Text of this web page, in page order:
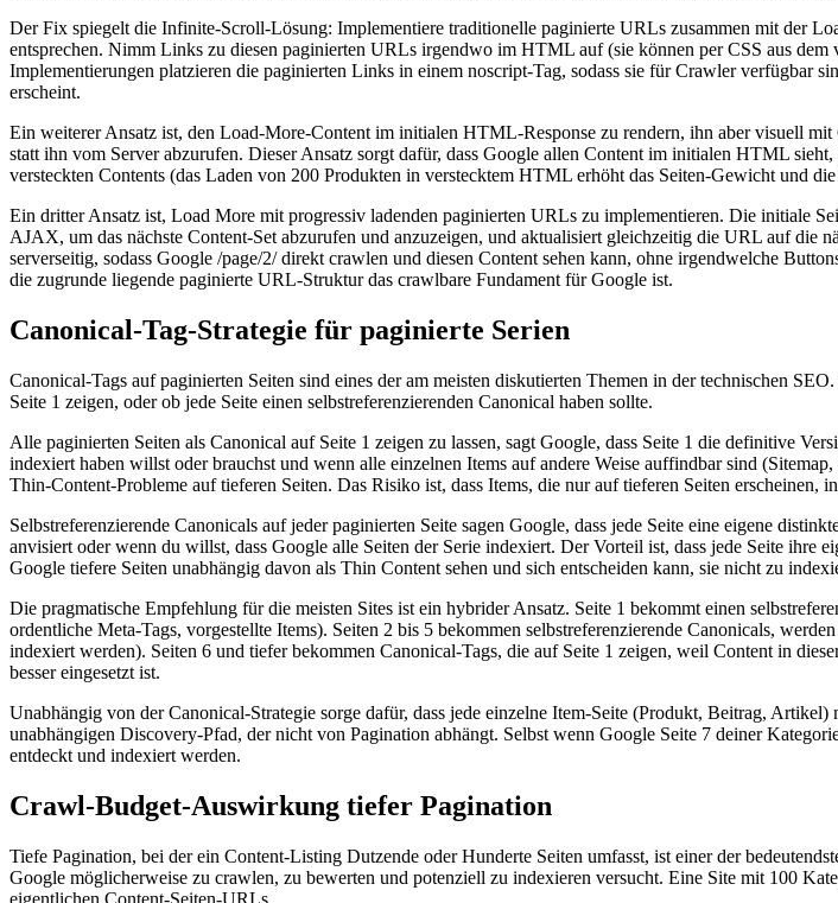
Der Fix spiegelt die Infinite-Scroll-Lösung: Implementiere traditionelle paginierte URLs zusammen mit der
entsprechen. Nimm Links zu diesen paginierten URLs irgendwo im HTML auf (sie können per CSS aus
Implementierungen platzieren die paginierten Links in einem noscript-Tag, sodass sie für Crawler verfügbar
erscheint.
Ein weiterer Ansatz ist, den Load-More-Content im initialen HTML-Response zu rendern, ihn aber visuell
statt ihn vom Server abzurufen. Dieser Ansatz sorgt dafür, dass Google allen Content im initialen HTML
versteckten Contents (das Laden von 200 Produkten in verstecktem HTML erhöht das Seiten-Gewicht und
Ein dritter Ansatz ist, Load More mit progressiv ladenden paginierten URLs zu implementieren. Die initiale
AJAX, um das nächste Content-Set abzurufen und anzuzeigen, und aktualisiert gleichzeitig die URL auf die
serverseitig, sodass Google /page/2/ direkt crawlen und diesen Content sehen kann, ohne irgendwelche
die zugrunde liegende paginierte URL-Struktur das crawlbare Fundament für Google ist.
Canonical-Tag-Strategie für paginierte Serien
Canonical-Tags auf paginierten Seiten sind eines der am meisten diskutierten Themen in der technischen
Seite 1 zeigen, oder ob jede Seite einen selbstreferenzierenden Canonical haben sollte.
Alle paginierten Seiten als Canonical auf Seite 1 zeigen zu lassen, sagt Google, dass Seite 1 die definitive
indexiert haben willst oder brauchst und wenn alle einzelnen Items auf andere Weise auffindbar sind
Thin-Content-Probleme auf tieferen Seiten. Das Risiko ist, dass Items, die nur auf tieferen Seiten
Selbstreferenzierende Canonicals auf jeder paginierten Seite sagen Google, dass jede Seite eine eigene
anvisiert oder wenn du willst, dass Google alle Seiten der Serie indexiert. Der Vorteil ist, dass jede Seite
Google tiefere Seiten unabhängig davon als Thin Content sehen und sich entscheiden kann, sie nicht zu
Die pragmatische Empfehlung für die meisten Sites ist ein hybrider Ansatz. Seite 1 bekommt einen
ordentliche Meta-Tags, vorgestellte Items). Seiten 2 bis 5 bekommen selbstreferenzierende Canonicals,
indexiert werden). Seiten 6 und tiefer bekommen Canonical-Tags, die auf Seite 1 zeigen, weil Content in
besser eingesetzt ist.
Unabhängig von der Canonical-Strategie sorge dafür, dass jede einzelne Item-Seite (Produkt, Beitrag,
unabhängigen Discovery-Pfad, der nicht von Pagination abhängt. Selbst wenn Google Seite 7 deiner
entdeckt und indexiert werden.
Crawl-Budget-Auswirkung tiefer Pagination
Tiefe Pagination, bei der ein Content-Listing Dutzende oder Hunderte Seiten umfasst, ist einer der
Google möglicherweise zu crawlen, zu bewerten und potenziell zu indexieren versucht. Eine Site mit 100
eigentlichen Content-Seiten-URLs.